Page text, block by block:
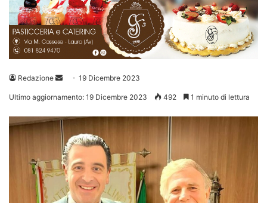
Redazione
Invia 19 Dicembre 2023
Ultimo aggiornamento: 19 Dicembre 2023 492 1 minuto di lettura